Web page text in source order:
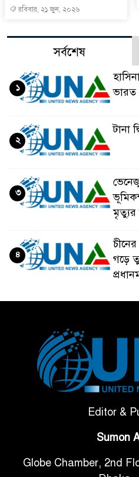
রবিবার, ২১ জুন, ২০২৬
সর্বশেষ
ভারত
১
টানা
২
মৃত্যুর
৩
গড়ে
৪
বলছে
গাড়ি
Editor &
Sumon
Globe Chamber, 2nd